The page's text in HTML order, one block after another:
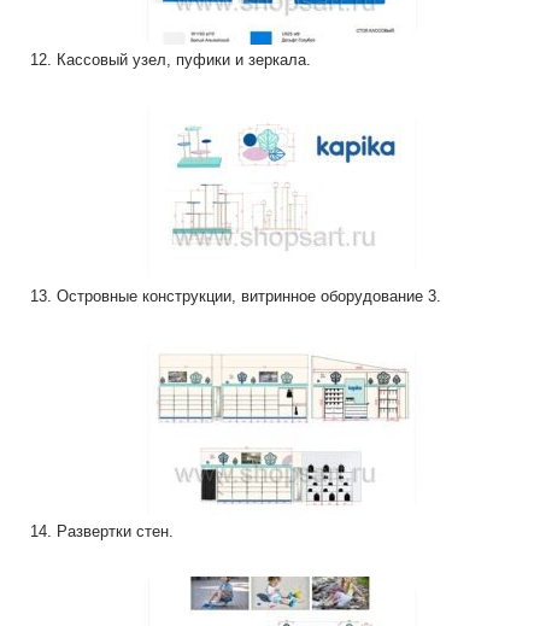
12. Кассовый узел, пуфики и зеркала.
13. Островные конструкции, витринное оборудование 3.
14. Развертки стен.